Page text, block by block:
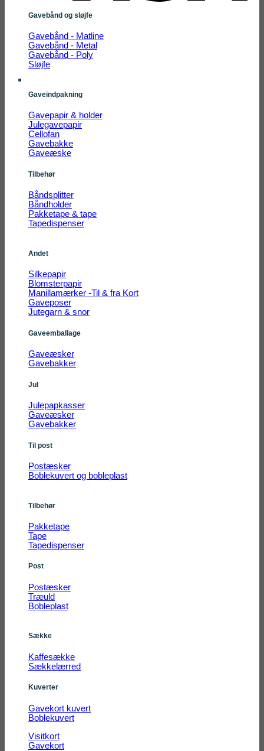
Gavebånd og sløjfe
Gavebånd - Matline
Gavebånd - Metal
Gavebånd - Poly
Sløjfe
Gaveindpakning
Gavepapir & holder
Julegavepapir
Cellofan
Gavebakke
Gaveæske
Tilbehør
Båndsplitter
Båndholder
Pakketape & tape
Tapedispenser
Andet
Silkepapir
Blomsterpapir
Manillamærker -Til & fra Kort
Gaveposer
Jutegarn & snor
Gaveemballage
Gaveæsker
Gavebakker
Jul
Julepapkasser
Gaveæsker
Gavebakker
Til post
Postæsker
Boblekuvert og bobleplast
Tilbehør
Pakketape
Tape
Tapedispenser
Post
Postæsker
Træuld
Bobleplast
Sække
Kaffesække
Sækkelærred
Kuverter
Gavekort kuvert
Boblekuvert
Visitkort
Gavekort